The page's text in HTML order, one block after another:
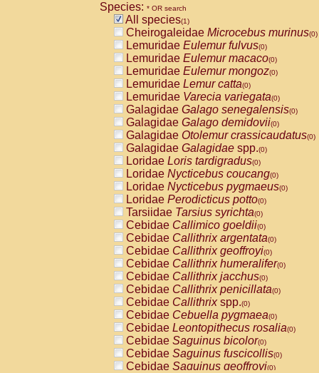
Species: * OR search
All species(1)
Cheirogaleidae Microcebus murinus(0)
Lemuridae Eulemur fulvus(0)
Lemuridae Eulemur macaco(0)
Lemuridae Eulemur mongoz(0)
Lemuridae Lemur catta(0)
Lemuridae Varecia variegata(0)
Galagidae Galago senegalensis(0)
Galagidae Galago demidovii(0)
Galagidae Otolemur crassicaudatus(0)
Galagidae Galagidae spp.(0)
Loridae Loris tardigradus(0)
Loridae Nycticebus coucang(0)
Loridae Nycticebus pygmaeus(0)
Loridae Perodicticus potto(0)
Tarsiidae Tarsius syrichta(0)
Cebidae Callimico goeldii(0)
Cebidae Callithrix argentata(0)
Cebidae Callithrix geoffroyi(0)
Cebidae Callithrix humeralifer(0)
Cebidae Callithrix jacchus(0)
Cebidae Callithrix penicillata(0)
Cebidae Callithrixspp.(0)
Cebidae Cebuella pygmaea(0)
Cebidae Leontopithecus rosalia(0)
Cebidae Saguinus bicolor(0)
Cebidae Saguinus fuscicollis(0)
Cebidae Saguinus geoffroyi(0)